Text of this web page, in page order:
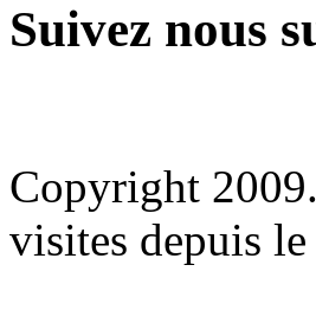
Suivez nous
Copyright
visites depuis